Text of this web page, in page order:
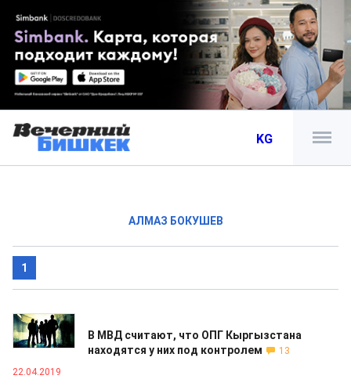
KG
АЛМАЗ БОКУШЕВ
1
26.04.2019
В МВД считают, что ОПГ Кыргызстана
находятся у них под контролем
13
22.04.2019